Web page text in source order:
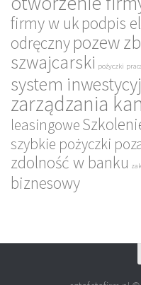
firmy w uk podpis
odręcznypozew
szwajcarski pożyczki
system
zarządzania
leasingowe
szybkie pożyczki
zdolność w banku
biznesowy